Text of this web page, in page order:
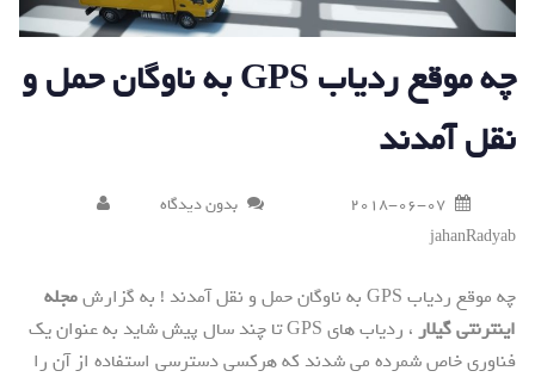
چه موقع ردیاب GPS به ناوگان حمل و
نقل آمدند
2018-06-07
بدون دیدگاه
jahanRadyab
چه موقع ردیاب GPS به ناوگان حمل و نقل آمدند ! به گزارش
مجله
اینترنتی گیلار
، ردیاب های GPS تا چند سال پیش شاید به عنوان یک
فناوری خاص شمرده می شدند که هرکسی دسترسی استفاده از آن را